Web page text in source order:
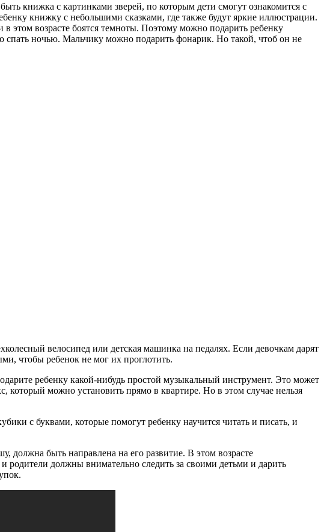
книжка с картинками зверей, по которым дети смогут ознакомится с
книжку с небольшими сказками, где также будут яркие иллюстрации.
этом возрасте боятся темноты. Поэтому можно подарить ребенку
спать ночью. Мальчику можно подарить фонарик. Но такой, чтоб он не
велосипед или детская машинка на педалях. Если девочкам дарят
чтобы ребенок не мог их проглотить.
ребенку какой-нибудь простой музыкальный инструмент. Это может
который можно установить прямо в квартире. Но в этом случае нельзя
с буквами, которые помогут ребенку научится читать и писать, и
должна быть направлена на его развитие. В этом возрасте
родители должны внимательно следить за своими детьми и дарить